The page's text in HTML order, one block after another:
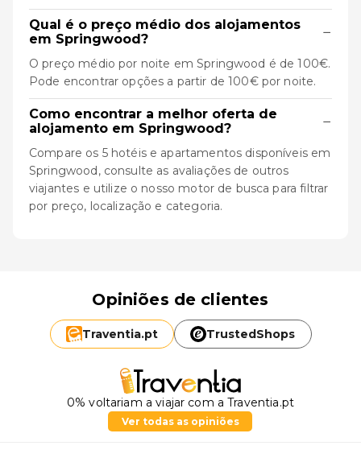
Qual é o preço médio dos alojamentos
em Springwood?
−
O preço médio por noite em Springwood é de 100€.
Pode encontrar opções a partir de 100€ por noite.
Como encontrar a melhor oferta de
alojamento em Springwood?
−
Compare os 5 hotéis e apartamentos disponíveis em
Springwood, consulte as avaliações de outros
viajantes e utilize o nosso motor de busca para filtrar
por preço, localização e categoria.
Opiniões de clientes
Traventia.pt TrustedShops
0% voltariam a viajar com a Traventia.pt
Ver todas as opiniões